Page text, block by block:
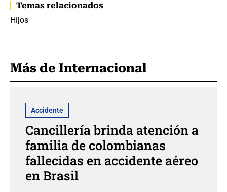
Temas relacionados
Hijos
Más de Internacional
Accidente
Cancillería brinda atención a
familia de colombianas
fallecidas en accidente aéreo
en Brasil